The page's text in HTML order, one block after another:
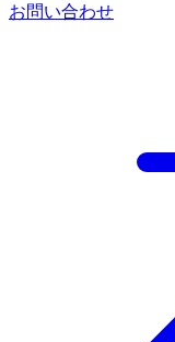
お問い合わせ